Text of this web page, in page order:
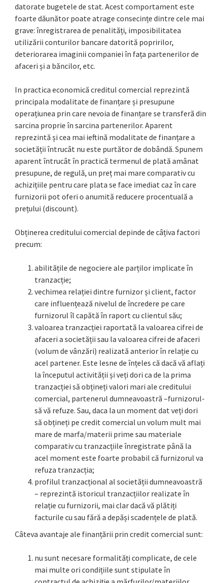
datorate bugetele de stat. Acest comportament este
foarte dăunător poate atrage consecințe dintre cele mai
grave: înregistrarea de penalități, imposibilitatea
utilizării conturilor bancare datorită popririlor,
deteriorarea imaginii companiei în fața partenerilor de
afaceri și a băncilor, etc.
In practica economică creditul comercial reprezintă
principala modalitate de finanțare și presupune
operațiunea prin care nevoia de finanțare se transferă din
sarcina proprie în sarcina partenerilor. Aparent
reprezintă și cea mai ieftină modalitate de finanțare a
societății întrucât nu este purtător de dobândă. Spunem
aparent întrucât în practică termenul de plată amânat
presupune, de regulă, un preț mai mare comparativ cu
achizițiile pentru care plata se face imediat caz în care
furnizorii pot oferi o anumită reducere procentuală a
prețului (discount).
Obținerea creditului comercial depinde de câțiva factori
precum:
abilitățile de negociere ale parților implicate în
tranzacție;
vechimea relației dintre furnizor și client, factor
care influențează nivelul de încredere pe care
furnizorul îl capătă în raport cu clientul său;
valoarea tranzacției raportată la valoarea cifrei de
afaceri a societății sau la valoarea cifrei de afaceri
(volum de vânzări) realizată anterior în relație cu
acel partener. Este lesne de înțeles că dacă vă aflați
la începutul activității și veți dori ca de la prima
tranzacției să obțineți valori mari ale creditului
comercial, partenerul dumneavoastră –furnizorul-
să vă refuze. Sau, daca la un moment dat veți dori
să obțineți pe credit comercial un volum mult mai
mare de marfa/materii prime sau materiale
comparativ cu tranzacțiile înregistrate până la
acel moment este foarte probabil că furnizorul va
refuza tranzacția;
profilul tranzacțional al societății dumneavoastră
– reprezintă istoricul tranzacțiilor realizate în
relație cu furnizorii, mai clar dacă vă plătiți
facturile cu sau fără a depăși scadențele de plată.
Câteva avantaje ale finanțării prin credit comercial sunt:
nu sunt necesare formalități complicate, de cele
mai multe ori condițiile sunt stipulate în